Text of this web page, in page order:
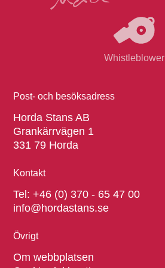
Whistleblower
Post- och besöksadress
Horda Stans AB
Grankärrvägen 1
331 79 Horda
Kontakt
Tel:+46 (0) 370 - 65 47 00
info@hordastans.se
Övrigt
Om webbplatsen